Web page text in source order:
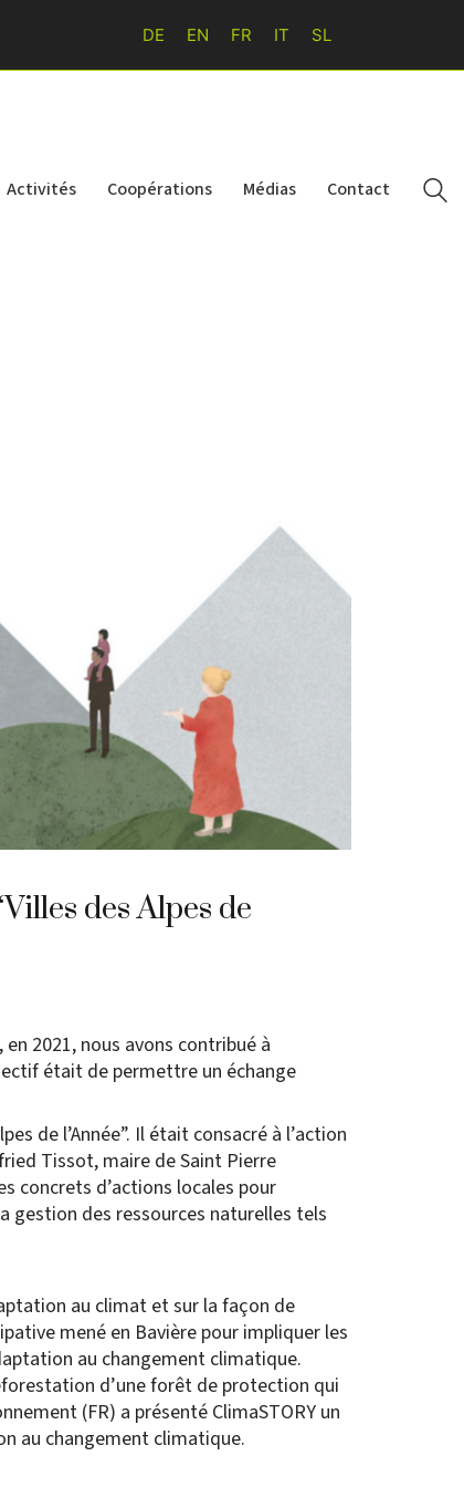
DE EN FR IT SL
Activités Coopérations Médias Contact
des Alpes de
2021, nous avons contribué à
était de permettre un échange
de l’Année”. Il était consacré à l’action
Tissot, maire de Saint Pierre
concrets d’actions locales pour
gestion des ressources naturelles tels
au climat et sur la façon de
mené en Bavière pour impliquer les
au changement climatique.
d’une forêt de protection qui
(FR) a présenté ClimaSTORY un
au changement climatique.